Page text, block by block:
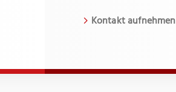
Kontakt aufnehmen